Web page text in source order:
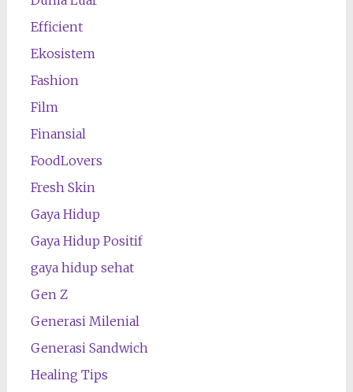
Efficient
Ekosistem
Fashion
Film
Finansial
FoodLovers
Fresh Skin
Gaya Hidup
Gaya Hidup Positif
gaya hidup sehat
Gen Z
Generasi Milenial
Generasi Sandwich
Healing Tips